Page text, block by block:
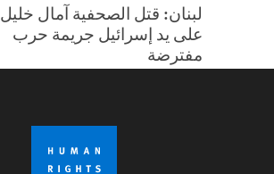
لبنان: قتل الصحفية آمال خليل
على يد إسرائيل جريمة حرب
مفترضة